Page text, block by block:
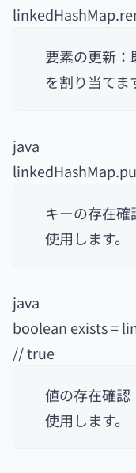
要素の更新：
を割り当てま
java
キーの存在
使用します。
java
boolean exists =
// true
値の存在確
使用します。